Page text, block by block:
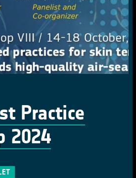
Practice
2024